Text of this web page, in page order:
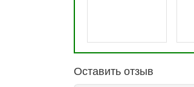
Оставить отзыв